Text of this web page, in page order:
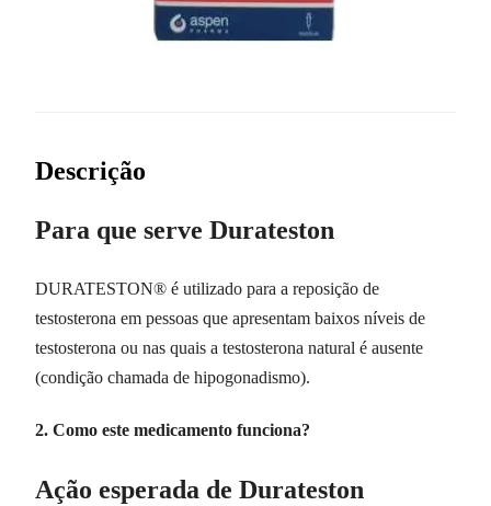
Descrição
Para que serve Durateston
DURATESTON® é utilizado para a reposição de
testosterona em pessoas que apresentam baixos níveis de
testosterona ou nas quais a testosterona natural é ausente
(condição chamada de hipogonadismo).
2. Como este medicamento funciona?
Ação esperada de Durateston